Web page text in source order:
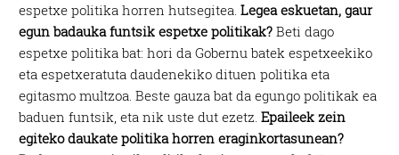
espetxe politika horren hutsegitea.Legea eskuetan, gaur
egun badauka funtsik espetxe politikak? Beti dago
espetxe politika bat: hori da Gobernu batek espetxeekiko
eta espetxeratuta daudenekiko dituen politika eta
egitasmo multzoa. Beste gauza bat da egungo politikak ea
baduen funtsik, eta nik uste dut ezetz.Epaileek zein
egiteko daukate politika horren eraginkortasunean?